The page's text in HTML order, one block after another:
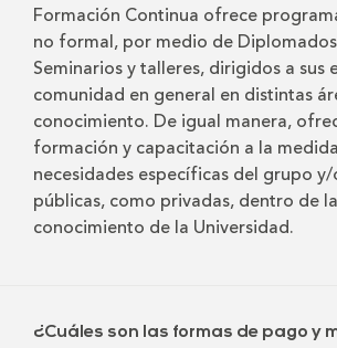
Formación Continua ofrece
no formal, por medio de
Seminarios y talleres, dirigidos a sus
comunidad en general en distintas
conocimiento. De igual manera,
formación y capacitación a la
necesidades específicas del grupo
públicas, como privadas, dentro de
conocimiento de la Universidad.
¿Cuáles son las formas de pago y